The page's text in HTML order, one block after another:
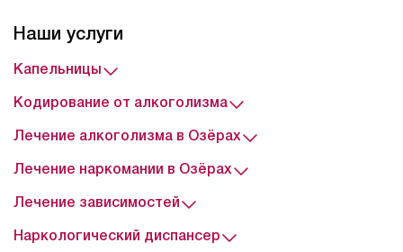
Наши услуги
Капельницы
Кодирование от алкоголизма
Лечение алкоголизма в Озёрах
Лечение наркомании в Озёрах
Лечение зависимостей
Наркологический диспансер